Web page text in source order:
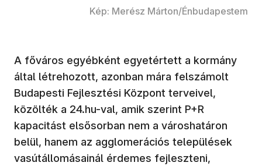
Kép: Merész Márton/Énbudapestem
A főváros egyébként egyetértett a kormány
által létrehozott, azonban mára felszámolt
Budapesti Fejlesztési Központ terveivel,
közölték a 24.hu-val, amik szerint P+R
kapacitást elsősorban nem a városhatáron
belül, hanem az agglomerációs települések
vasútállomásainál érdemes fejleszteni,